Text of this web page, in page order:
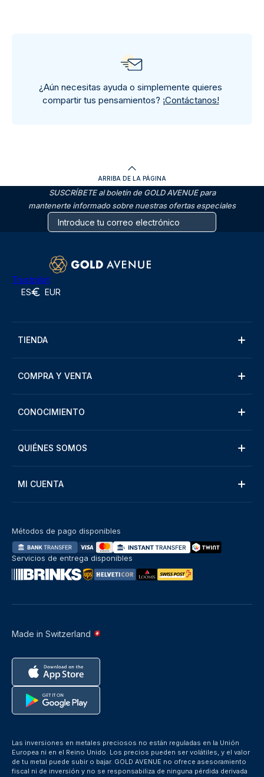
¿Aún necesitas ayuda o simplemente quieres
compartir tus pensamientos? ¡Contáctanos!
ARRIBA DE LA PÁGINA
SUSCRÍBETE al boletín de GOLD AVENUE para
mantenerte informado sobre nuestras ofertas especiales
Trustpilot
ES EUR
TIENDA
COMPRA Y VENTA
CONOCIMIENTO
QUIÉNES SOMOS
MI CUENTA
Made in Switzerland
Métodos de pago disponibles
Servicios de entrega disponibles
Las inversiones en metales preciosos no están reguladas en la Unión
Europea ni en el Reino Unido. Los precios pueden ser volátiles, y el valor
de tu metal puede subir o bajar. GOLD AVENUE no ofrece asesoramiento
fiscal ni de inversión y no se responsabiliza de ninguna pérdida derivada